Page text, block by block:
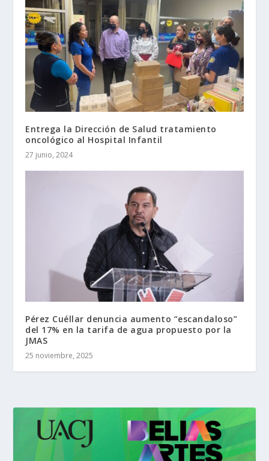
Entrega la Dirección de Salud tratamiento
oncológico al Hospital Infantil
27 junio, 2024
Pérez Cuéllar denuncia aumento “escandaloso”
del 17% en la tarifa de agua propuesto por la
JMAS
25 noviembre, 2025